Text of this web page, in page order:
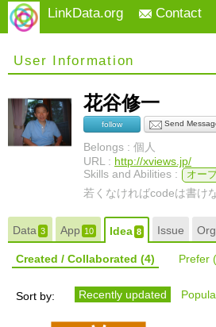
LinkData.org Contact
User Information
花谷修一
follow Send
Belongs : 個人
URL : http://xviews.jp/
Skills and Abilities :
オー
若くなければcodeは書け
Data3 App 10 Idea8 Issue Org
Created / Collaborated (4) Prefer
Sort by: Recently updated